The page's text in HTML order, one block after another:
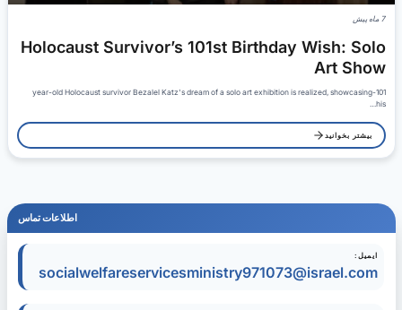
7 ماه پیش
Holocaust Survivor’s 101st Birthday Wish: Solo
Art Show
101-year-old Holocaust survivor Bezalel Katz's dream of a solo art exhibition is realized, showcasing
his…
بیشتر بخوانید
اطلاعات تماس
ایمیل:
socialwelfareservicesministry971073@israel.com